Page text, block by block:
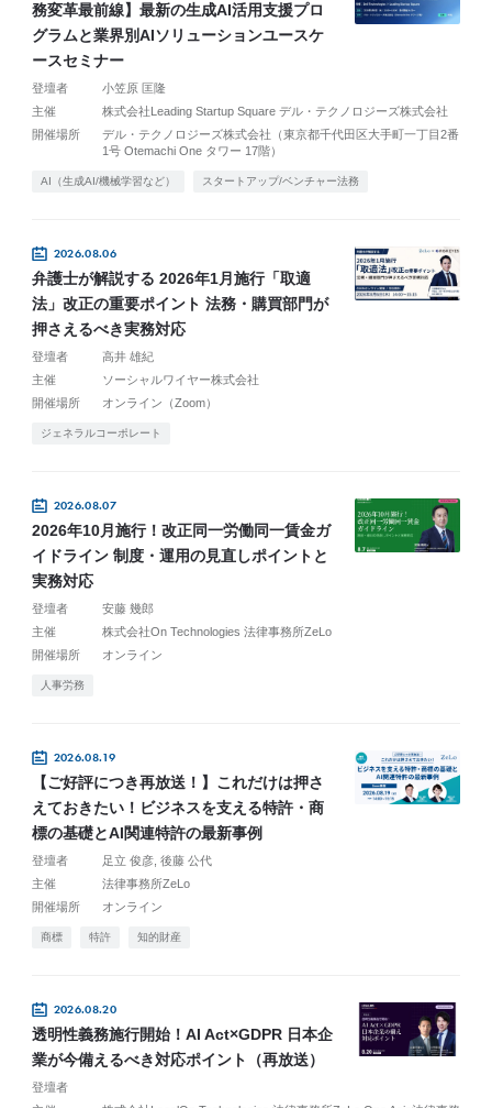
務変革最前線】最新の生成AI活用支援プロ
グラムと業界別AIソリューションユースケ
ースセミナー
登壇者
小笠原 匡隆
主催
株式会社Leading Startup Square デル・テクノロジーズ株式会社
開催場所
デル・テクノロジーズ株式会社（東京都千代田区大手町一丁目2番
1号 Otemachi One タワー 17階）
AI（生成AI/機械学習など） スタートアップ/ベンチャー法務
2026.08.06
弁護士が解説する 2026年1月施行「取適
法」改正の重要ポイント 法務・購買部門が
押さえるべき実務対応
登壇者
高井 雄紀
主催
ソーシャルワイヤー株式会社
開催場所
オンライン（Zoom）
ジェネラルコーポレート
2026.08.07
2026年10月施行！改正同一労働同一賃金ガ
イドライン 制度・運用の見直しポイントと
実務対応
登壇者
安藤 幾郎
主催
株式会社On Technologies 法律事務所ZeLo
開催場所
オンライン
人事労務
2026.08.19
【ご好評につき再放送！】これだけは押さ
えておきたい！ビジネスを支える特許・商
標の基礎とAI関連特許の最新事例
登壇者 足立 俊彦 後藤 公代
主催
法律事務所ZeLo
開催場所
オンライン
商標 特許 知的財産
2026.08.20
透明性義務施行開始！AI Act×GDPR 日本企
業が今備えるべき対応ポイント（再放送）
登壇者